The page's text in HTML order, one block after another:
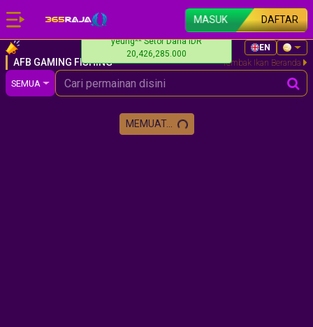
MASUK DAFTAR
yeung** Setor Dana IDR
20,426,285.000
EN
AFB GAMING FISHING Tembak Ikan Beranda
SEMUA
MEMUAT...